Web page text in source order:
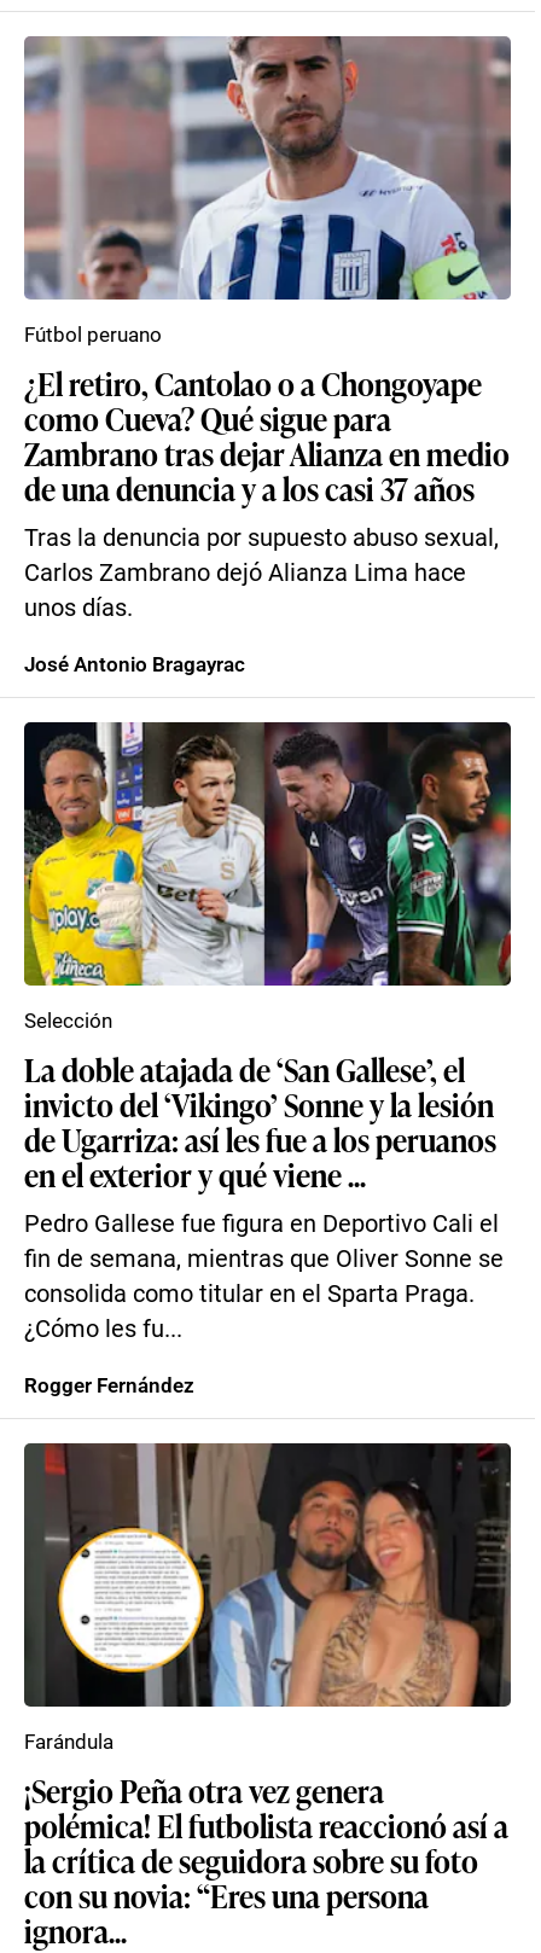
¿El retiro, Cantolao o a Chongoyape
como Cueva? Qué sigue para
Zambrano tras dejar Alianza en medio
de una denuncia y a los casi 37 años
Tras la denuncia por supuesto abuso sexual,
Carlos Zambrano dejó Alianza Lima hace
unos días.
Fútbol peruano
José Antonio Bragayrac
La doble atajada de ‘San Gallese’, el
invicto del ‘Vikingo’ Sonne y la lesión
de Ugarriza: así les fue a los peruanos
en el exterior y qué viene ...
Pedro Gallese fue figura en Deportivo Cali el
fin de semana, mientras que Oliver Sonne se
consolida como titular en el Sparta Praga.
¿Cómo les fu...
Selección
Rogger Fernández
¡Sergio Peña otra vez genera
polémica! El futbolista reaccionó así a
la crítica de seguidora sobre su foto
con su novia: “Eres una persona
ignora...
Farándula